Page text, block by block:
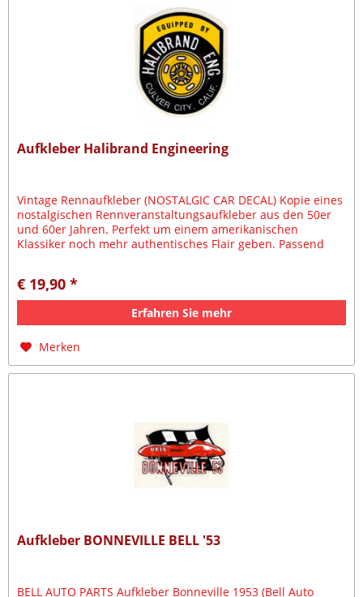
Aufkleber Halibrand Engineering
Vintage Rennaufkleber (NOSTALGIC CAR DECAL) Kopie eines
nostalgischen Rennveranstaltungsaufkleber aus den 50er
und 60er Jahren. Perfekt um einem amerikanischen
Klassiker noch mehr authentisches Flair geben. Passend
€ 19,90 *
Erfahren Sie mehr
Merken
Aufkleber BONNEVILLE BELL '53
BELL AUTO PARTS Aufkleber Bonneville 1953 (Bell Auto